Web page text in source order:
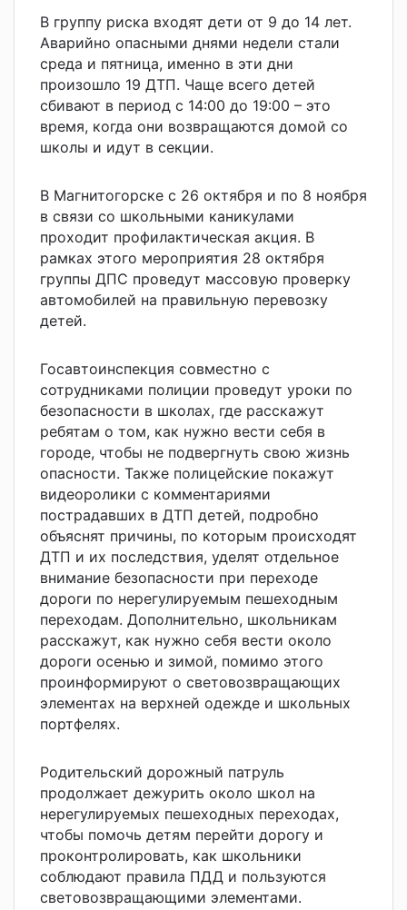
В группу риска входят дети от 9 до 14 лет.
Аварийно опасными днями недели стали
среда и пятница, именно в эти дни
произошло 19 ДТП. Чаще всего детей
сбивают в период с 14:00 до 19:00 – это
время, когда они возвращаются домой со
школы и идут в секции.
В Магнитогорске с 26 октября и по 8 ноября
в связи со школьными каникулами
проходит профилактическая акция. В
рамках этого мероприятия 28 октября
группы ДПС проведут массовую проверку
автомобилей на правильную перевозку
детей.
Госавтоинспекция совместно с
сотрудниками полиции проведут уроки по
безопасности в школах, где расскажут
ребятам о том, как нужно вести себя в
городе, чтобы не подвергнуть свою жизнь
опасности. Также полицейские покажут
видеоролики с комментариями
пострадавших в ДТП детей, подробно
объяснят причины, по которым происходят
ДТП и их последствия, уделят отдельное
внимание безопасности при переходе
дороги по нерегулируемым пешеходным
переходам. Дополнительно, школьникам
расскажут, как нужно себя вести около
дороги осенью и зимой, помимо этого
проинформируют о световозвращающих
элементах на верхней одежде и школьных
портфелях.
Родительский дорожный патруль
продолжает дежурить около школ на
нерегулируемых пешеходных переходах,
чтобы помочь детям перейти дорогу и
проконтролировать, как школьники
соблюдают правила ПДД и пользуются
световозвращающими элементами.